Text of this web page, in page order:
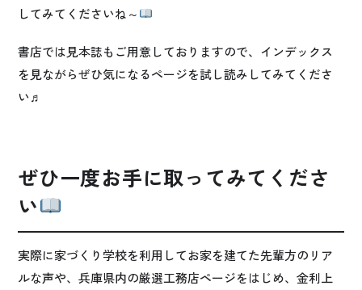
してみてくださいね～
書店では見本誌もご用意しておりますので、インデックス
を見ながらぜひ気になるページを試し読みしてみてくださ
い♬
ぜひ一度お手に取ってみてくださ
い
実際に家づくり学校を利用してお家を建てた先輩方のリア
ルな声や、兵庫県内の厳選工務店ページをはじめ、金利上